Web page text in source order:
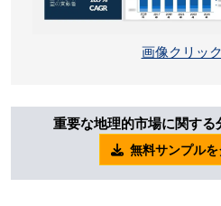
画像クリッ
重要な地理的市場に関する
無料サンプル